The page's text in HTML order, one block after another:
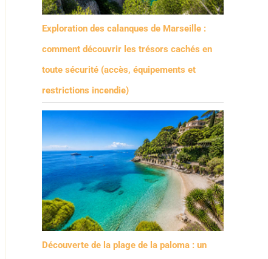
Exploration des calanques de Marseille :
comment découvrir les trésors cachés en
toute sécurité (accès, équipements et
restrictions incendie)
Découverte de la plage de la paloma : un